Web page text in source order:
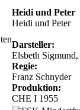
Heidi und Peter
Heidi und Peter
Darsteller:
Elsbeth
Regie:
Franz Schnyder
Produktion:
CHE I 1955